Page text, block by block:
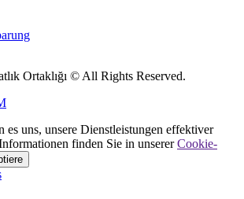
Ortaklığı © All Rights Reserved.
es uns, unsere Dienstleistungen effektiver
finden Sie in unsererCookie-